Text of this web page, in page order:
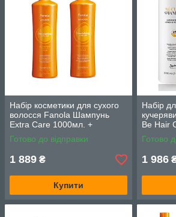
Набір косметики для сухого
волосся Fanola Шампунь
Extra Care 1000мл. +
Кондиціонер Treatment 1000
мл
Готово до відправки
1 889 ₴
Купити
Набір
Be Hair
1000
Готово
1 986